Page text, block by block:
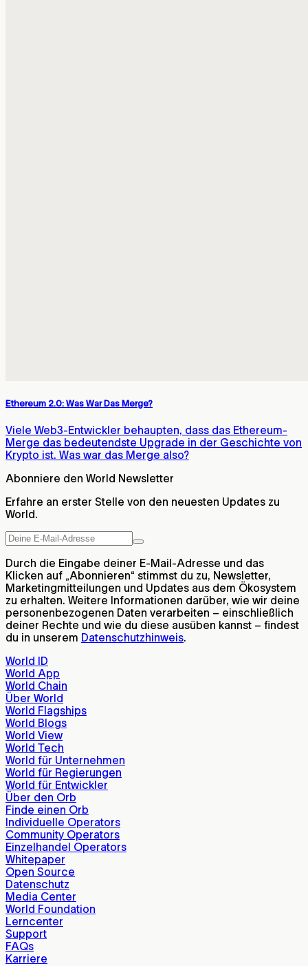
Ethereum 2.0: Was War Das Merge?
Viele Web3-Entwickler behaupten, dass das Ethereum-
Merge das bedeutendste Upgrade in der Geschichte von
Krypto ist. Was war das Merge also?
Abonniere den World Newsletter
Erfahre an erster Stelle von den neuesten Updates zu
World.
Durch die Eingabe deiner E-Mail-Adresse und das
Klicken auf „Abonnieren“ stimmst du zu, Newsletter,
Marketingmitteilungen und Updates aus dem Ökosystem
zu erhalten. Weitere Informationen darüber, wie wir deine
personenbezogenen Daten verarbeiten – einschließlich
deiner Rechte und wie du diese ausüben kannst – findest
du in unserem Datenschutzhinweis.
World ID
World App
World Chain
Über World
World Flagships
World Blogs
World View
World Tech
World für Unternehmen
World für Regierungen
World für Entwickler
Über den Orb
Finde einen Orb
Individuelle Operators
Community Operators
Einzelhandel Operators
Whitepaper
Open Source
Datenschutz
Media Center
World Foundation
Lerncenter
Support
FAQs
Karriere